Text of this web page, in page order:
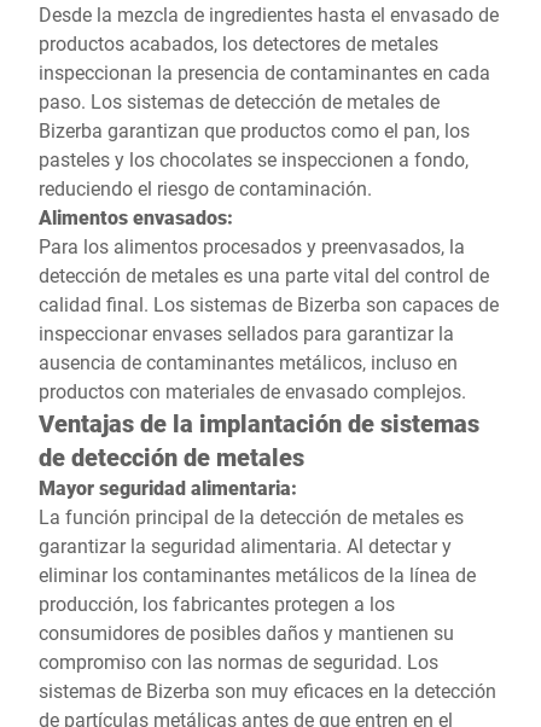
Desde la mezcla de ingredientes hasta el envasado de
productos acabados, los detectores de metales
inspeccionan la presencia de contaminantes en cada
paso. Los sistemas de detección de metales de
Bizerba garantizan que productos como el pan, los
pasteles y los chocolates se inspeccionen a fondo,
reduciendo el riesgo de contaminación.
Alimentos envasados:
Para los alimentos procesados y preenvasados, la
detección de metales es una parte vital del control de
calidad final. Los sistemas de Bizerba son capaces de
inspeccionar envases sellados para garantizar la
ausencia de contaminantes metálicos, incluso en
productos con materiales de envasado complejos.
Ventajas de la implantación de sistemas
de detección de metales
Mayor seguridad alimentaria:
La función principal de la detección de metales es
garantizar la seguridad alimentaria. Al detectar y
eliminar los contaminantes metálicos de la línea de
producción, los fabricantes protegen a los
consumidores de posibles daños y mantienen su
compromiso con las normas de seguridad. Los
sistemas de Bizerba son muy eficaces en la detección
de partículas metálicas antes de que entren en el